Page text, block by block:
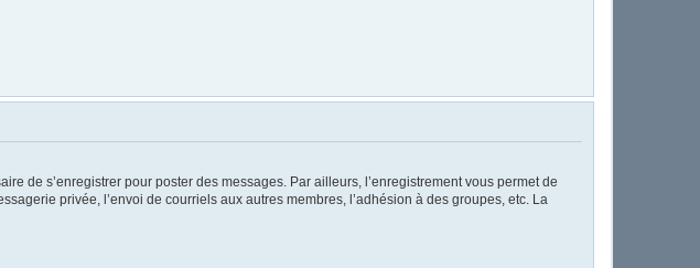
de s’enregistrer pour poster des messages. Par ailleurs, l’enregistrement vous permet de
privée, l’envoi de courriels aux autres membres, l’adhésion à des groupes, etc. La